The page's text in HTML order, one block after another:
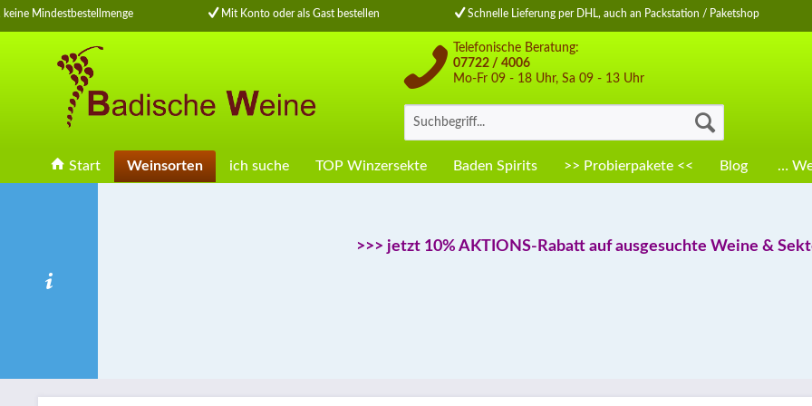
Mindestbestellmenge Mit Konto oder als Gast bestellen Schnelle Lieferung per DHL, auch an Packstation / Paketshop
Telefonische Beratung:
07722 / 4006
Mo-Fr 09 - 18 Uhr, Sa 09 - 13 Uhr
Start Weinsorten ich suche TOP Winzersekte Baden Spirits >> Probierpakete << Blog …
>>> jetzt 10% AKTIONS-Rabatt auf ausgesuchte Weine &